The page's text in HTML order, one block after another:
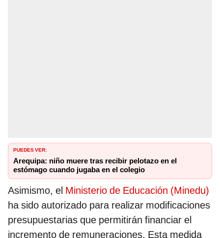
PUEDES VER:
Arequipa: niño muere tras recibir pelotazo en el
estómago cuando jugaba en el colegio
Asimismo, el Ministerio de Educación (Minedu)
ha sido autorizado para realizar modificaciones
presupuestarias que permitirán financiar el
incremento de remuneraciones. Esta medida